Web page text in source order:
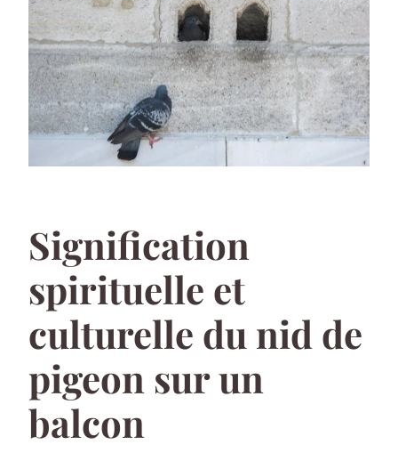
Signification
spirituelle et
culturelle du nid de
pigeon sur un
balcon